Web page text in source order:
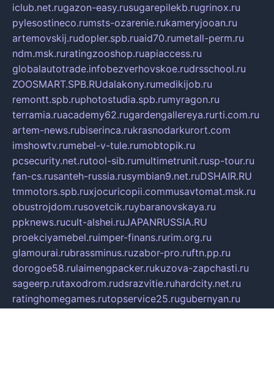
iclub.net.rugazon-easy.rusugarepilekb.rugrinox.ru
pylesostineco.rumsts-ozarenie.rukameryjooan.ru
artemovskij.rudopler.spb.ruaid70.rumetall-perm.ru
ndm.msk.ruratingzooshop.ruapiaccess.ru
globalautotrade.infobezverhovskoe.rudrsschool.ru
ZOOSMART.SPB.RUdalakony.rumedikijob.ru
remontt.spb.ruphotostudia.spb.rumyragon.ru
terramia.ruacademy62.rugardengallereya.rurti.com.ru
artem-news.rubiserinca.rukrasnodarkurort.com
imshowtv.rumebel-v-tule.rumobtopik.ru
pcsecurity.net.rutool-sib.rumultimetrunit.rusp-tour.ru
fan-cs.rusanteh-russia.rusymbian9.net.ruDSHAIR.RU
tmmotors.spb.ruxjocuricopii.commusavtomat.msk.ru
obustrojdom.rusovetcik.ruybaranovskaya.ru
ppknews.rucult-alshei.ruJAPANRUSSIA.RU
proekciyamebel.ruimper-finans.rurim.org.ru
glamourai.rubrassminus.ruzabor-pro.ruftn.pp.ru
dorogoe58.rulaimengpacker.rukuzova-zapchasti.ru
sageerp.rutaxodrom.rudsrazvitie.ruhardcity.net.ru
ratinghomegames.rutopservice25.rugubernyan.ru